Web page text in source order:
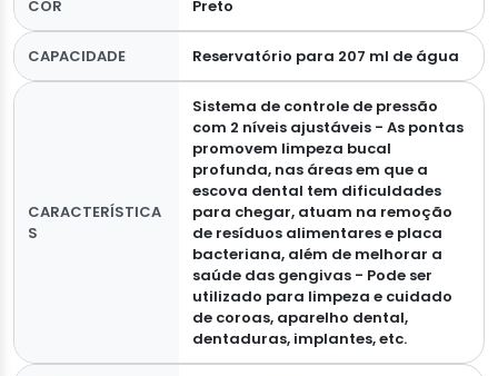
COR Preto
CAPACIDADE Reservatório para 207 ml de água
CARACTERÍSTICA
S
Sistema de controle de pressão
com 2 níveis ajustáveis - As pontas
promovem limpeza bucal
profunda, nas áreas em que a
escova dental tem dificuldades
para chegar, atuam na remoção
de resíduos alimentares e placa
bacteriana, além de melhorar a
saúde das gengivas - Pode ser
utilizado para limpeza e cuidado
de coroas, aparelho dental,
dentaduras, implantes, etc.